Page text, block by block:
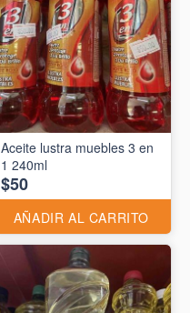
Aceite lustra muebles 3 en
1 240ml
$50
AÑADIR AL CARRITO